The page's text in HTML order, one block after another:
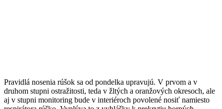
Pravidlá nosenia rúšok sa od pondelka upravujú. V prvom a v
druhom stupni ostražitosti, teda v žltých a oranžových okresoch, ale
aj v stupni monitoring bude v interiéroch povolené nosiť namiesto